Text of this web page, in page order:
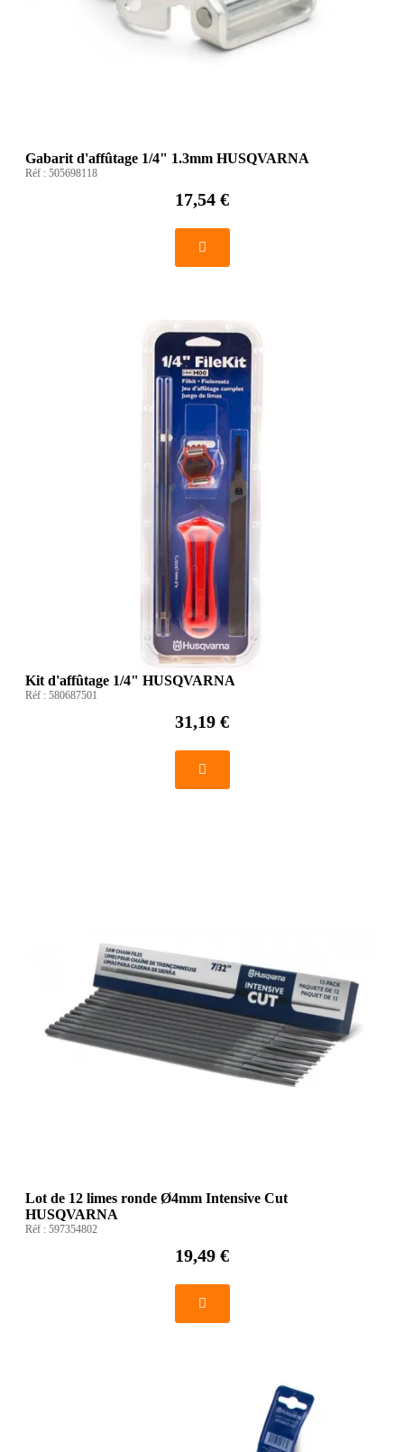
Gabarit d'affûtage 1/4" 1.3mm HUSQVARNA
Réf : 505698118
17,54 €
Kit d'affûtage 1/4" HUSQVARNA
Réf : 580687501
31,19 €
Lot de 12 limes ronde Ø4mm Intensive Cut
HUSQVARNA
Réf : 597354802
19,49 €